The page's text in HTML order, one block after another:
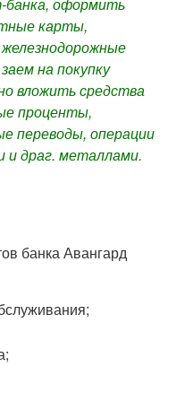
карты,
на покупку
вложить средства
проценты,
переводы, операции
и драг. металлами.
банка Авангард